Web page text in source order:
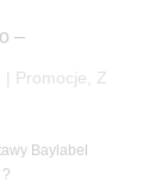
–
Promocje
Z
Baylabel